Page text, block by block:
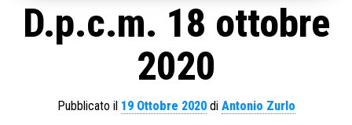
D.p.c.m. 18 ottobre
2020
Pubblicato il 19 Ottobre 2020di Antonio Zurlo